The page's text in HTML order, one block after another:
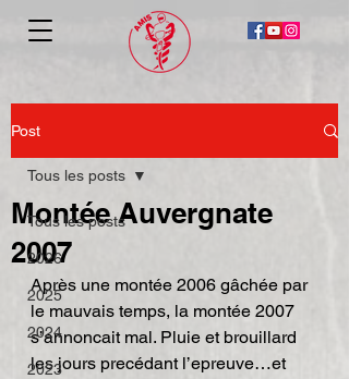
Post
Tous les posts
2026
2025
2024
2023
Tous les posts
Montée Auvergnate
2007
Après une montée 2006 gâchée par
le mauvais temps, la montée 2007
s’annoncait mal. Pluie et brouillard
les jours precédant l’epreuve…et